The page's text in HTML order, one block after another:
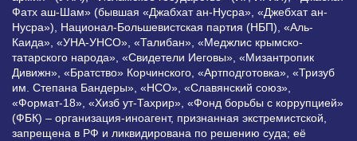
Фатх аш-Шам» (бывшая «Джабхат ан-Нусра», «Джебхат ан-
Нусра»), Национал-Большевистская партия (НБП), «Аль-
Каида», «УНА-УНСО», «Талибан», «Меджлис крымско-
татарского народа», «Свидетели Иеговы», «Мизантропик
Дивижн», «Братство» Корчинского, «Артподготовка», «Тризуб
им. Степана Бандеры», «НСО», «Славянский союз»,
«Формат-18», «Хизб ут-Тахрир», «Фонд борьбы с коррупцией»
(ФБК) – организация-иноагент, признанная экстремистской,
запрещена в РФ и ликвидирована по решению суда; её